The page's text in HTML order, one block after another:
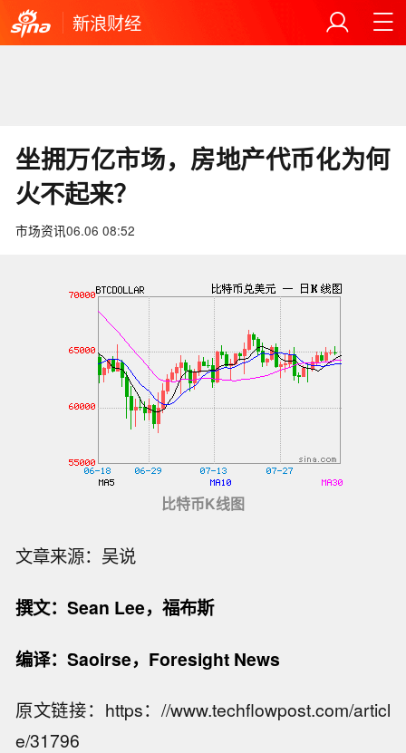
新浪财经
坐拥万亿市场，房地产代币化为何
火不起来？
市场资讯06.06 08:52
比特币K线图
文章来源：吴说
撰文：Sean Lee，福布斯
编译：Saoirse，Foresight News
原文链接：https：//www.techflowpost.com/articl
e/31796